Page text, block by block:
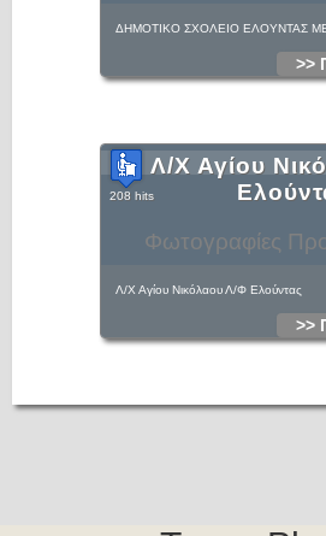
ΔΗΜΟΤΙΚΟ ΣΧΟΛΕΙΟ ΕΛΟΥΝΤΑΣ
>>
Φωτογραφίες
Λ/Χ Αγίου
208 hits
Λ/Χ Αγίου Νικόλαου Λ/Φ Ελούντας
>>